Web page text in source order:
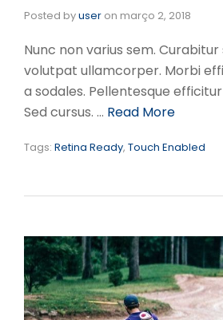
Posted byuser on março 2, 2018
Nunc non varius sem.
volutpat ullamcorper. Morbi
a sodales. Pellentesque
Sed cursus. … Read More
Tags: Retina Ready, Touch Enabled